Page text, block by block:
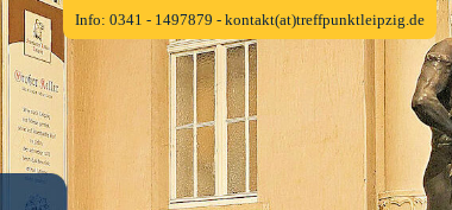
Info: 0341 - 1497879 - kontakt(at)treffpunktleipzig.de